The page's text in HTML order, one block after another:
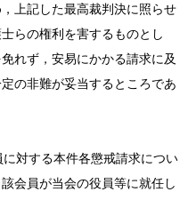
上記した最高裁判決に照らせ
らの権利を害するものとし
れず，安易にかかる請求に及
の非難が妥当するところであ
に対する本件各懲戒請求につい
会員が当会の役員等に就任し